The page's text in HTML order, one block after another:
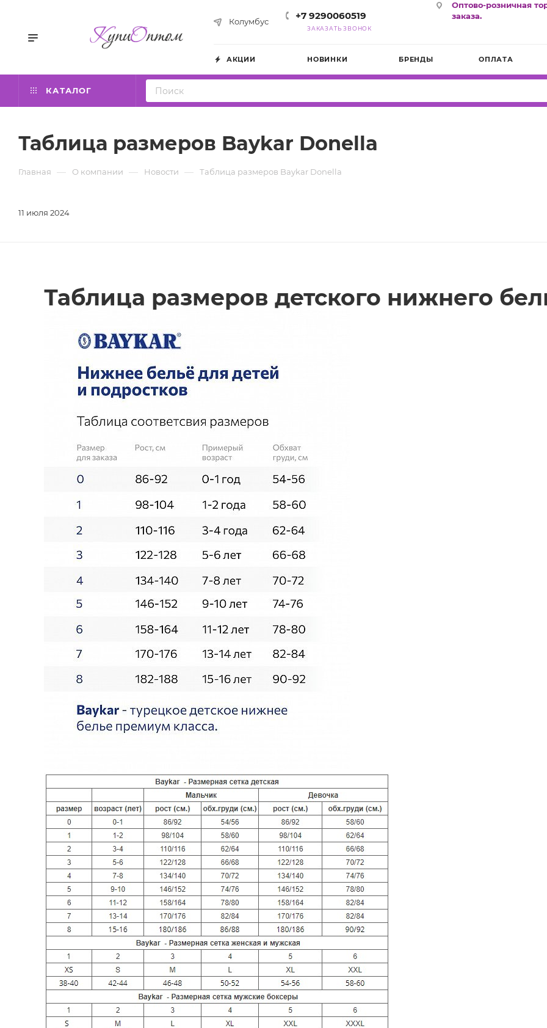
Колумбус +7 9290060519
ЗАКАЗАТЬ ЗВОНОК
Оптово-розничная
заказа.
АКЦИИ НОВИНКИ БРЕНДЫ ОПЛАТА
КАТАЛОГ
Таблица размеров Baykar Donella
Главная — О компании — Новости — Таблица размеров Baykar Donella
11 июля 2024
Таблица размеров детского нижнего